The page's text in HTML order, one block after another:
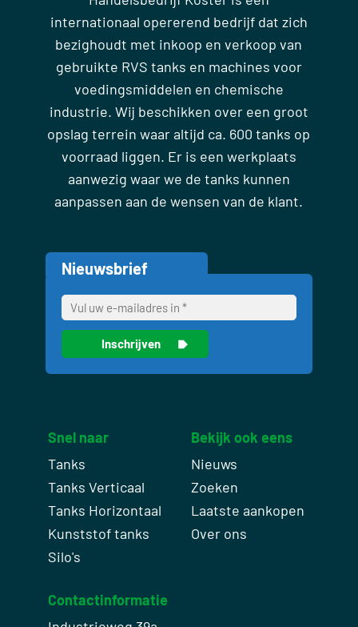
internationaal opererend bedrijf dat zich
bezighoudt met inkoop en verkoop van
gebruikte RVS tanks en machines voor
voedingsmiddelen en chemische
industrie. Wij beschikken over een groot
opslag terrein waar altijd ca. 600 tanks op
voorraad liggen. Er is een werkplaats
aanwezig waar we de tanks kunnen
aanpassen aan de wensen van de klant.
Nieuwsbrief
Snel naar
Tanks
Tanks Verticaal
Tanks Horizontaal
Kunststof tanks
Silo's
Bekijk ook eens
Nieuws
Zoeken
Laatste aankopen
Over ons
Contactinformatie